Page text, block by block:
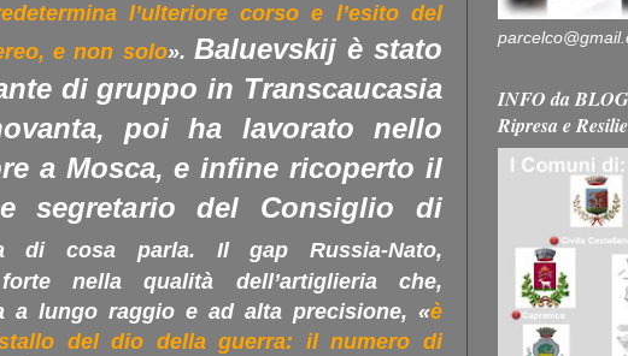
l’ulteriore corso e l’esito del
e non solo». Baluevskij è stato
di gruppo in Transcaucasia
poi ha lavorato nello
a Mosca, e infine ricoperto il
segretario del Consiglio di
di cosa parla. Il gap Russia-Nato,
nella qualità dell’artiglieria che,
a lungo raggio e ad alta precisione, «è
del dio della guerra: il numero di
INFO da
Ripresa e